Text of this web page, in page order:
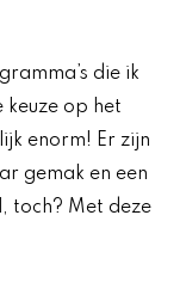
die ik
keuze op het
enorm! Er zijn
gemak en een
toch? Met deze